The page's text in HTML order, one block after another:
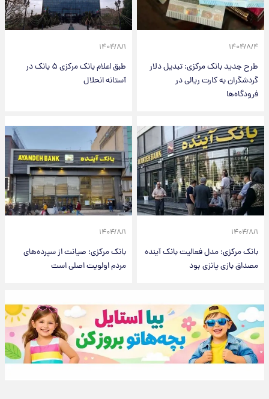
۱۴۰۴/۸/۴
طرح جدید بانک مرکزی: تبدیل دلار
گردشگران به کارت ریالی در
فرودگاه‌ها
۱۴۰۴/۸/۱
طبق اعلام بانک مرکزی ۵ بانک در
آستانه انحلال
۱۴۰۴/۸/۱
بانک مرکزی: مدل فعالیت بانک آینده
مصداق بازی پانزی بود
۱۴۰۴/۸/۱
بانک مرکزی: صیانت از سپرده‌های
مردم اولویت اصلی است